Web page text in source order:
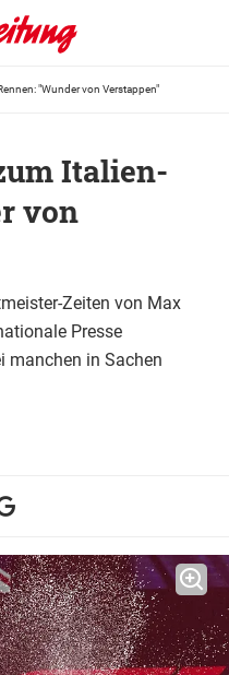
"Wunder von Verstappen"
Italien-
von
Zeiten von Max
Presse
manchen in Sachen